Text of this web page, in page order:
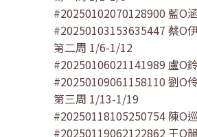
#20250102070128900 藍O涵
#20250103153635447 蔡O
第二周 1/6-1/12
#20250106021141989 盧O鈴
#20250109061158110 劉O
第三周 1/13-1/19
#20250118105250754 陳O巡
#20250119062122862 王O韻